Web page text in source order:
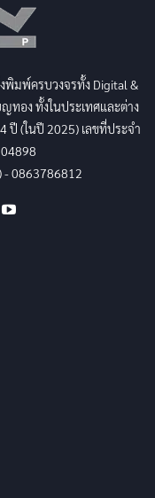
พิมพ์ครบวงจรทั้ง Digital &
ทอง ทั้งในประเทศและต่าง
ปี (ในปี 2025) เลขที่ประจำ
- 0863786812